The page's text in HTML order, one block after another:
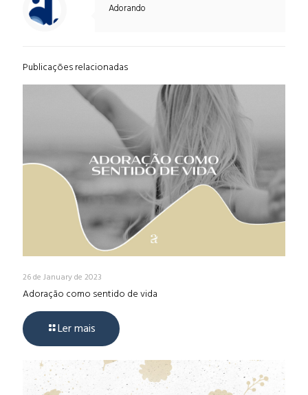
Adorando
Publicações relacionadas
26 de January de 2023
Adoração como sentido de vida
Ler mais